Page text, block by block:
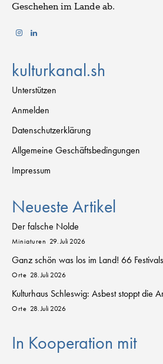
Geschehen im Lande ab.
kulturkanal.sh
Unterstützen
Anmelden
Datenschutzerklärung
Allgemeine Geschäftsbedingungen
Impressum
Neueste Artikel
Der falsche Nolde
Miniaturen 29. Juli 2026
Ganz schön was los im Land! 66
Orte 28. Juli 2026
Kulturhaus Schleswig: Asbest stoppt die
Orte 28. Juli 2026
In Kooperation mit